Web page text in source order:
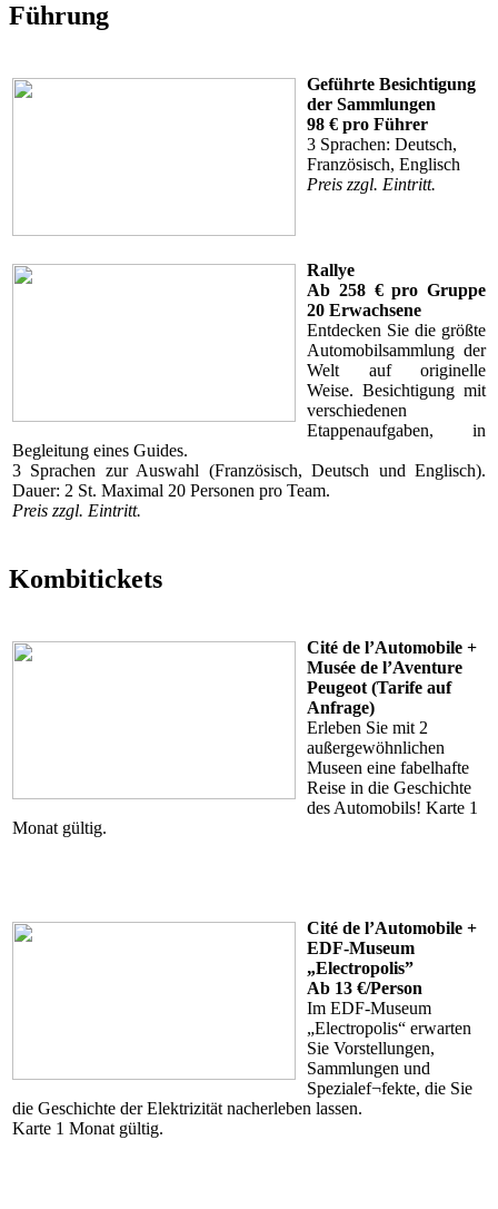
Führung
Geführte Besichtigung
der Sammlungen
98 € pro Führer
3 Sprachen: Deutsch,
Französisch, Englisch
Preis zzgl. Eintritt.
Rallye
Ab 258 € pro Gruppe
20 Erwachsene
Entdecken Sie die größte
Automobilsammlung der
Welt auf originelle
Weise. Besichtigung mit
verschiedenen
Etappenaufgaben, in
Begleitung eines Guides.
3 Sprachen zur Auswahl (Französisch, Deutsch und Englisch).
Dauer: 2 St. Maximal 20 Personen pro Team.
Preis zzgl. Eintritt.
Kombitickets
Cité de l’Automobile +
Musée de l’Aventure
Peugeot (Tarife auf
Anfrage)
Erleben Sie mit 2
außergewöhnlichen
Museen eine fabelhafte
Reise in die Geschichte
des Automobils! Karte 1
Monat gültig.
Cité de l’Automobile +
EDF-Museum
„Electropolis”
Ab 13 €/Person
Im EDF-Museum
„Electropolis“ erwarten
Sie Vorstellungen,
Sammlungen und
Spezialef¬fekte, die Sie
die Geschichte der Elektrizität nacherleben lassen.
Karte 1 Monat gültig.